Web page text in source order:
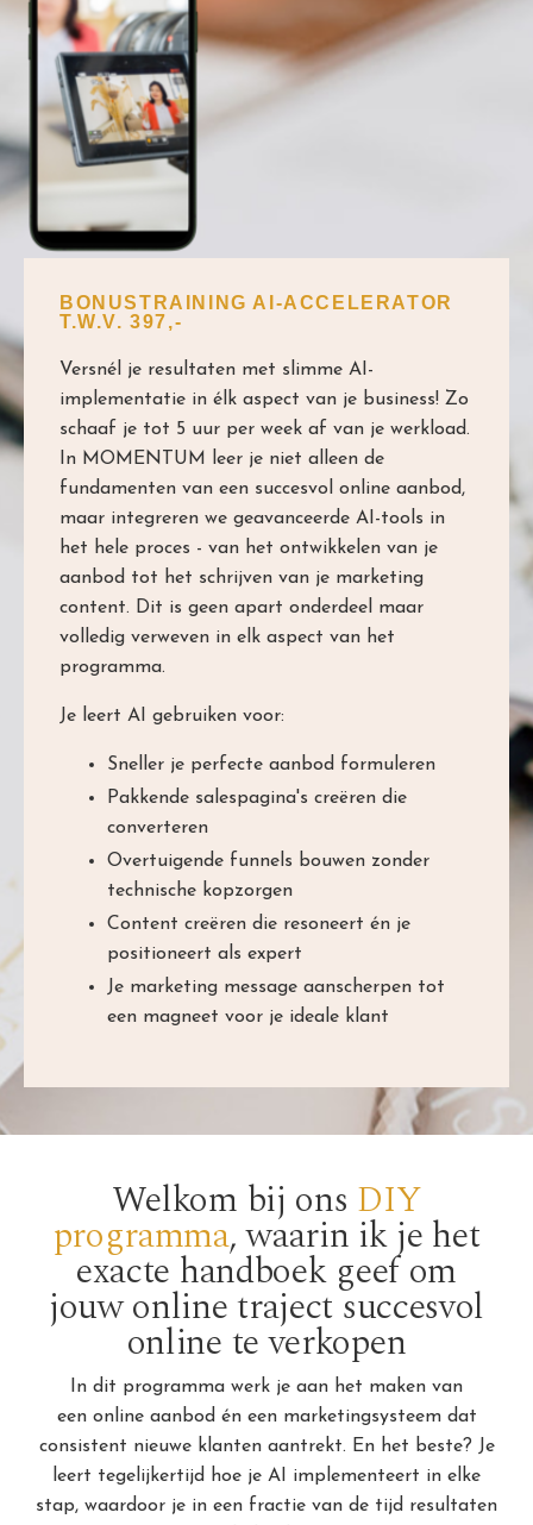
BONUSTRAINING AI-ACCELERATOR
T.W.V. 397,-
Versnél je resultaten met slimme AI-
implementatie in élk aspect van je business! Zo
schaaf je tot 5 uur per week af van je werkload.
In MOMENTUM leer je niet alleen de
fundamenten van een succesvol online aanbod,
maar integreren we geavanceerde AI-tools in
het hele proces - van het ontwikkelen van je
aanbod tot het schrijven van je marketing
content. Dit is geen apart onderdeel maar
volledig verweven in elk aspect van het
programma.
Je leert AI gebruiken voor:
Sneller je perfecte aanbod formuleren
Pakkende salespagina's creëren die
converteren
Overtuigende funnels bouwen zonder
technische kopzorgen
Content creëren die resoneert én je
positioneert als expert
Je marketing message aanscherpen tot
een magneet voor je ideale klant
Welkom bij ons DIY
programma, waarin ik je het
exacte handboek geef om
jouw online traject succesvol
online te verkopen
In dit programma werk je aan het maken van
een online aanbod én een marketingsysteem dat
consistent nieuwe klanten aantrekt. En het beste? Je
leert tegelijkertijd hoe je AI implementeert in elke
stap, waardoor je in een fractie van de tijd resultaten